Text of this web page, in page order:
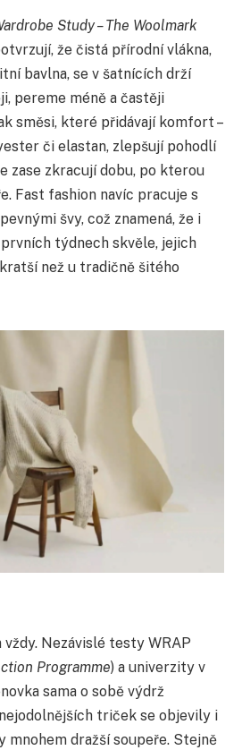
Study – The Woolmark
že čistá přírodní vlákna,
bavlna, se v šatnících drží
pereme méně a častěji
směsi, které přidávají komfort –
či elastan, zlepšují pohodlí
zase zkracují dobu, po kterou
Fast fashion navíc pracuje s
švy, což znamená, že i
týdnech skvěle, jejich
než u tradičně šitého
Nezávislé testy WRAP
Programme) a univerzity v
sama o sobě výdrž
triček se objevily i
mnohem dražší soupeře. Stejně